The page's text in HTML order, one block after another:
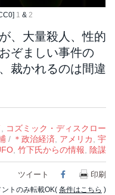
1 & 2
、大量殺人、性的
ぞましい事件の
裁かれるのは間違
, コズミック・ディスクロー
/ ＊政治経済, アメリカ, 宇
, 竹下氏からの情報, 陰謀
ツイート Facebook
印刷
ントのみ転載OK( 条件はこちら )